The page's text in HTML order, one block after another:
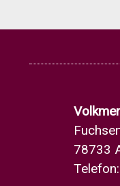
78733